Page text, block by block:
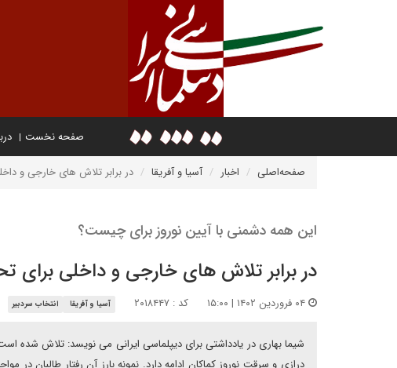
صفحه نخست
صفحه‌اصلی اخبار آسیا و آفریقا در برابر تلاش های خارجی و
این همه دشمنی با آیین نوروز برای چیست؟
در برابر تلاش های خارجی و داخلی برای
کد : ۲۰۱۸۴۴۷ آسیا و آفریقا انتخاب سردبیر
شیما بهاری در یادداشتی برای دیپلماسی ایرانی می نویسد: تلاش شده
درازی و سرقت نوروز کماکان ادامه دارد. نمونه بارز آن رفتار طالبان در